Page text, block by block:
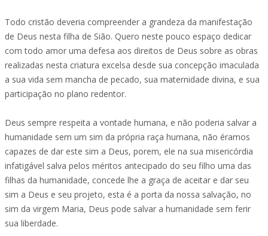
Todo cristão deveria compreender a grandeza da manifestação
de Deus nesta filha de Sião. Quero neste pouco espaço dedicar
com todo amor uma defesa aos direitos de Deus sobre as obras
realizadas nesta criatura excelsa desde sua concepção imaculada
a sua vida sem mancha de pecado, sua maternidade divina, e sua
participação no plano redentor.
Deus sempre respeita a vontade humana, e não poderia salvar a
humanidade sem um sim da própria raça humana, não éramos
capazes de dar este sim a Deus, porem, ele na sua misericórdia
infatigável salva pelos méritos antecipado do seu filho uma das
filhas da humanidade, concede lhe a graça de aceitar e dar seu
sim a Deus e seu projeto, esta é a porta da nossa salvação, no
sim da virgem Maria, Deus pode salvar a humanidade sem ferir
sua liberdade.